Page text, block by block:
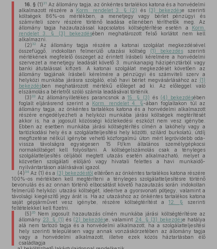
16. § (1) 31 Az állomány tagja, az önkéntes tartalékos katona és a honvédelmi
alkalmazott részére a Korm. rendelet 3. § (2) és (3) bekezdése szerinti
költségek 86%-os mértékben, a menetjegy vagy bérlet pénzügyi és
számviteli szerv részére történő leadása ellenében téríthetők meg. Az
állomány tagja hazautazással kapcsolatos költségtérítése esetén a Korm.
rendelet 3. § (3) bekezdésében meghatározott felső korlátot nem kell
alkalmazni.
(2) 32
Az állomány tagja részére a katonai szolgálat megkezdésével
összefüggő, indokoltan felmerülő utazási költség (1) bekezdésszerinti
mértékének megfelelő összeget az érintett írásbeli kérelmére a honvédelmi
szervezet a menetjegy leadását követő 3. munkanapig házipénztárból vagy
banki átutalással kifizeti. A katonai szolgálat megkezdését követően az
állomány tagjának írásbeli kérelmére a pénzügyi és számviteli szerv a
helyközi munkába járásra szolgáló, első havi bérlet megvásárlásához az (1)
bekezdésben meghatározott mértékű előleget ad ki. Az előleggel való
elszámolás a bérletről szóló számla leadásával történik.
(3) 33Az állományilletékes parancsnok a15. § (3) és (4) bekezdésében
foglalt eljárásrend szerint a Korm. rendelet 4. §-ában foglaltakon túl az
állomány tagja, az önkéntes tartalékos katona és a honvédelmi alkalmazott
részére engedélyezheti a helyközi munkába járási költségek megtérítését
akkor is, ha a jogosult közösségi közlekedési eszközt nem vesz igénybe.
Ebben az esetben munkába járási költségtérítés címén a lakóhely vagy a
tartózkodási hely és a szolgálatteljesítési hely közötti, szilárd burkolatú, útdíj
megfizetése nélkül igénybe vehető közforgalmú úton mért legrövidebb oda-
vissza távolságra egységesen 15 Ft/km általános személygépkocsi
normaköltséget kell folyósítani. A költségelszámolás csak a tényleges
szolgálatteljesítés céljából megtett utazás esetén alkalmazható, melyet a
közvetlen szolgálati elöljáró vagy hivatali felettes a havi munkaidő-
nyilvántartáson aláírásával igazol.
(4) 34 Az (1) és a (3) bekezdéstől eltérően az önkéntes tartalékos katona részére
100%-os mértékben kell megtéríteni a tényleges szolgálatteljesítésre történő
bevonulás és az onnan történő elbocsátást követő hazautazás során indokoltan
felmerülő helyközi utazási költségét, ideértve a gyorsvonati pótjegy, valamint a
távolsági kiegészítő jegy árát is. Ha az utazáshoz az önkéntes tartalékos katona
saját gépjárművet vesz igénybe, részére költségtérítést a 12. § szerinti
feltételekkel kell fizetni.
(5) 35Nem jogosult hazautazás címén munkába járási költségtérítésre az
állomány 23. § (1) és (2) bekezdése, valamint 24. § (3) bekezdése hatálya
alá nem tartozó tagja és a honvédelmi alkalmazott, ha a szolgálatteljesítési
hely szerinti településen vagy annak vonzáskörzetében az állomány tagja
vagy a honvédelmi alkalmazott, illetve ezek közös háztartásban élő
családtagja